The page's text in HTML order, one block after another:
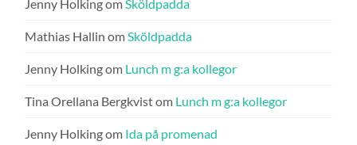
Jenny HolkingomSköldpadda
Mathias Hallin omSköldpadda
Jenny Holkingom Lunch m g:a kollegor
Tina Orellana Bergkvistom Lunch m g:a kollegor
Jenny Holkingom Ida på promenad